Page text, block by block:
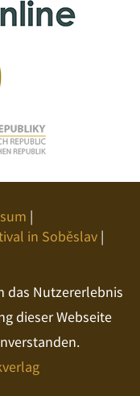
|
in Soběslav |
das Nutzererlebnis
dieser Webseite